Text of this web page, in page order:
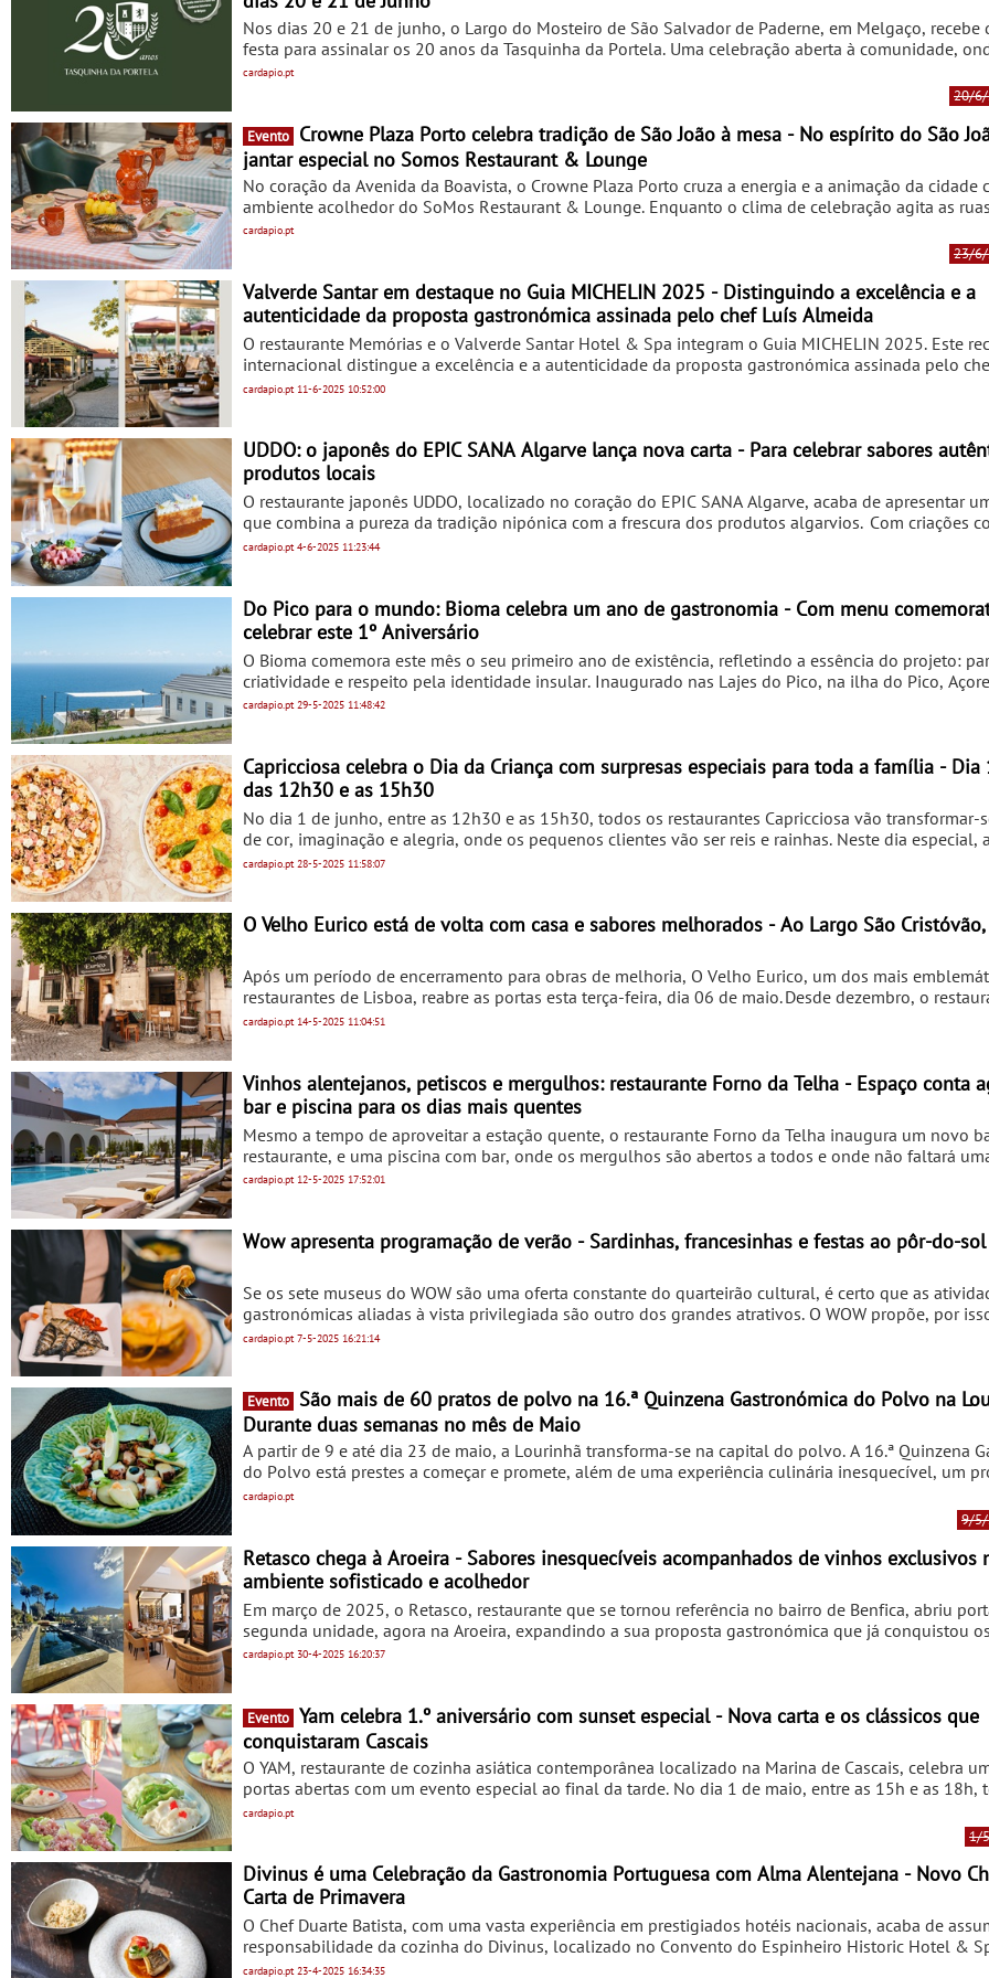
Nos dias 20 e 21 de junho, o Largo do Mosteiro de São Salvador de Paderne, em Melgaço, recebe
festa para assinalar os 20 anos da Tasquinha da Portela. Uma celebração aberta à comunidade,
receitas revertem a favor dos Bombeiros Voluntários de Melgaço. A Tasquinha da Portela,
emblemático em Melgaço, celebra, nos dias 20 e 21 de junho, o seu 20.º aniversário com uma
cardapio.pt
20/
Evento
jantar especial no Somos Restaurant & Lounge
No coração da Avenida da Boavista, o Crowne Plaza Porto cruza a energia e a animação da cidade
ambiente acolhedor do SoMos Restaurant & Lounge. Enquanto o clima de celebração agita as
portas celebra-se com um menu pensado pelo Chef Jorge Sousa, que traz à mesa os desejos para
jantar de São João: tradição e muito, muito sabor. A noite começa com entradas que sabem a
que vão dos fritos regionais, chouriço e alheira de caça ao pastel de massa tenra, broa de milho,
e azeitonas marinadas. Como manda a tradição, antes de passar aos principais, não seria São João
caldo verde nortenho, que chega à mesa a fumegar.
cardapio.pt
23/
Valverde Santar em destaque no Guia MICHELIN 2025 - Distinguindo a excelência e a
autenticidade da proposta gastronómica assinada pelo chef Luís Almeida
O restaurante Memórias e o Valverde Santar Hotel & Spa integram o Guia MICHELIN 2025. Este
internacional distingue a excelência e a autenticidade da proposta gastronómica assinada pelo
Almeida, enraizada na tradição da Beira Alta assim como a sua oferta hoteleira. O Restaurante
realizada no Centro de Congressos da Alfândega do Porto, e representa um marco importante para
Beira Alta. Na mesma edição, o Valverde Santar Hotel & Spa foi incluído na categoria de Hotéis,
prestígio internacional da marca Valverde e a sua aposta numa hospitalidade de excelência com
própria.
cardapio.pt 11-6-2025 10:52:00
UDDO: o japonês do EPIC SANA Algarve lança nova carta - Para celebrar sabores autênticos e
produtos locais
O restaurante japonês UDDO, localizado no coração do EPIC SANA Algarve, acaba de apresentar
que combina a pureza da tradição nipónica com a frescura dos produtos algarvios. Com criações
de hamachi, wagyu com legumes da estação, e uma surpreendente mil folhas de miso e caramelo,
cardapio.pt4-6-2025 11:23:44
Do Pico para o mundo: Bioma celebra um ano de gastronomia - Com menu
celebrar este 1º Aniversário
O Bioma comemora este mês o seu primeiro ano de existência, refletindo a essência do projeto:
criatividade e respeito pela identidade insular. Inaugurado nas Lajes do Pico, na ilha do Pico,
jovens chefs Rafael Ávila Melo e Franco Pinilla, que “largaram tudo” para realizar o sonho de
protagonistas da nova cena gastronómica açoriana, destacando-se pela abordagem inovadora,
compromisso com os sabores e tradições da região, e pelo trabalho contínuo com os produtores
dos pratos e a sustentabilidade do projeto, refletindo-se em cada momento gastronómico servido
restaurante.
cardapio.pt29-5-2025 11:48:42
Capricciosa celebra o Dia da Criança com surpresas especiais para toda a família - Dia
das 12h30 e as 15h30
No dia 1 de junho, entre as 12h30 e as 15h30, todos os restaurantes Capricciosa vão transformar-
de cor, imaginação e alegria, onde os pequenos clientes vão ser reis e rainhas. Neste dia especial,
ser presenteadas - gratuitamente - com pinturas faciais e participar numa divertida atividade, na
anunciar uma parceria exclusiva com a Babysitters, a plataforma líder de babysitting em Portugal.
cardapio.pt 28-5-2025 11:58:07
O Velho Eurico está de volta com casa e sabores melhorados - Ao Largo São
Após um período de encerramento para obras de melhoria, O Velho Eurico, um dos mais
restaurantes de Lisboa, reabre as portas esta terça-feira, dia 06 de maio. Desde dezembro, o
localizado no coração da Mouraria esteve em renovação, com o objetivo de melhorar a experiência
cardapio.pt 14-5-2025 11:04:51
Vinhos alentejanos, petiscos e mergulhos: restaurante Forno da Telha - Espaço conta agora com
bar e piscina para os dias mais quentes
Mesmo a tempo de aproveitar a estação quente, o restaurante Forno da Telha inaugura um novo
restaurante, e uma piscina com bar, onde os mergulhos são abertos a todos e onde não faltará
vinhos alentejanos, servidos em copo ou garrafa. Para aconchegar o estômago, surgem snacks e
cardapio.pt 12-5-2025 17:52:01
Wow apresenta programação de verão - Sardinhas, francesinhas e festas ao pôr-do-sol
Se os sete museus do WOW são uma oferta constante do quarteirão cultural, é certo que as
gastronómicas aliadas à vista privilegiada são outro dos grandes atrativos. O WOW propõe, por
verão uma série de eventos que dão realce à gastronomia portuguesa. A saber: vem aí o Festival da
14 euros. A acompanhar, vai haver música tradicional e a mais bela perspetiva para a frente
cardapio.pt 7-5-2025 16:21:14
Evento
Durante duas semanas no mês de Maio
A partir de 9 e até dia 23 de maio, a Lourinhã transforma-se na capital do polvo. A 16.ª Quinzena
do Polvo está prestes a começar e promete, além de uma experiência culinária inesquecível, um
recheado de animação cultural O evento arranca com várias iniciativas que complementam o roteiro
gastronómico. O restaurante 100 Pratus, na Praia da Areia Branca, recebe atuações ao vivo do
Só, nos dias 10 e 17 de maio, entre as 21h30 e as 00h00. Também o restaurante Castelo, na
música ao vivo no dia 17, às 20h30.
cardapio.pt
9/5/
Retasco chega à Aroeira - Sabores inesquecíveis acompanhados de vinhos exclusivos
ambiente sofisticado e acolhedor
Em março de 2025, o Retasco, restaurante que se tornou referência no bairro de Benfica, abriu
segunda unidade, agora na Aroeira, expandindo a sua proposta gastronómica que já conquistou
conceito, que mescla a tradição da tasca portuguesa com a modernidade dos cortes de carnes
cardapio.pt30-4-2025 16:20:37
Evento
conquistaram Cascais
O YAM, restaurante de cozinha asiática contemporânea localizado na Marina de Cascais, celebra
portas abertas com um evento especial ao final da tarde. No dia 1 de maio, entre as 15h e as 18h,
Sunset Tasting Experience — um momento descontraído, com música ao vivo, esplanada aberta e
criado para partilhar sabores e brindar à vida. Ao som do DJ, será possível provar cocktails
Yam Paloma (12€), a leve e fresca Sakeirinha (10€) ou o clássico Campari Spritz (12€). Para quem
brinde, estará disponível Moët & Chandon (85€/garrafa). A entrada é livre e o consumo é feito à
aconselhada reserva para quem quiser garantir mesa na esplanada.
cardapio.pt
1/
Divinus é uma Celebração da Gastronomia Portuguesa com Alma Alentejana - Novo
Carta de Primavera
O Chef Duarte Batista, com uma vasta experiência em prestigiados hotéis nacionais, acaba de
responsabilidade da cozinha do Divinus, localizado no Convento do Espinheiro Historic Hotel &
A inspiração para os novos pratos vem da riqueza do receituário português. O restaurante Divinus,
cardapio.pt23-4-2025 16:34:35